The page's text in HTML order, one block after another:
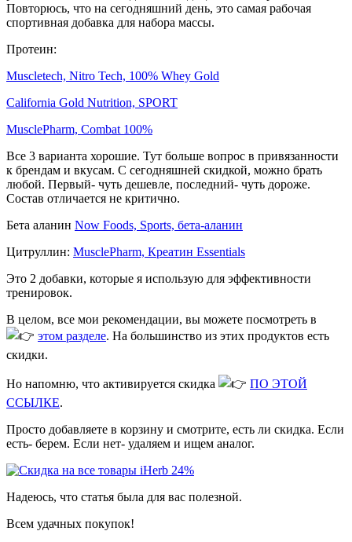
Повторюсь, что на сегодняшний день, это самая рабочая
спортивная добавка для набора массы.
Протеин:
Muscletech, Nitro Tech, 100% Whey Gold
California Gold Nutrition, SPORT
MusclePharm, Combat 100%
Все 3 варианта хорошие. Тут больше вопрос в привязанности
к брендам и вкусам. С сегодняшней скидкой, можно брать
любой. Первый- чуть дешевле, последний- чуть дороже.
Состав отличается не критично.
Бета аланин Now Foods, Sports, бета-аланин
Цитруллин: MusclePharm, Креатин Essentials
Это 2 добавки, которые я использую для эффективности
тренировок.
В целом, все мои рекомендации, вы можете посмотреть в
этом разделе. На большинство из этих продуктов есть
скидки.
Но напомню, что активируется скидка
ПО ЭТОЙ
ССЫЛКЕ.
Просто добавляете в корзину и смотрите, есть ли скидка. Если
есть- берем. Если нет- удаляем и ищем аналог.
Надеюсь, что статья была для вас полезной.
Всем удачных покупок!